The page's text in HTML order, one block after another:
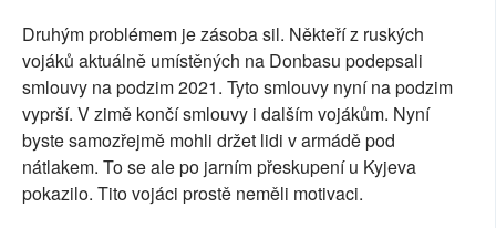
Druhým problémem je zásoba sil. Někteří z ruských
vojáků aktuálně umístěných na Donbasu podepsali
smlouvy na podzim 2021. Tyto smlouvy nyní na podzim
vyprší. V zimě končí smlouvy i dalším vojákům. Nyní
byste samozřejmě mohli držet lidi v armádě pod
nátlakem. To se ale po jarním přeskupení u Kyjeva
pokazilo. Tito vojáci prostě neměli motivaci.